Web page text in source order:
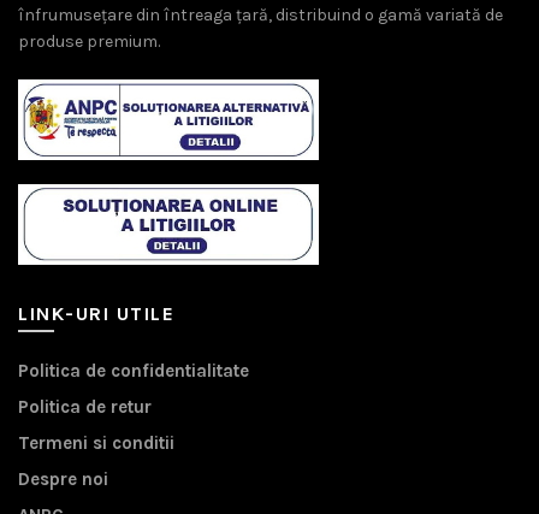
înfrumusețare din întreaga țară, distribuind o gamă variată de
produse premium.
LINK-URI UTILE
Politica de confidentialitate
Politica de retur
Termeni si conditii
Despre noi